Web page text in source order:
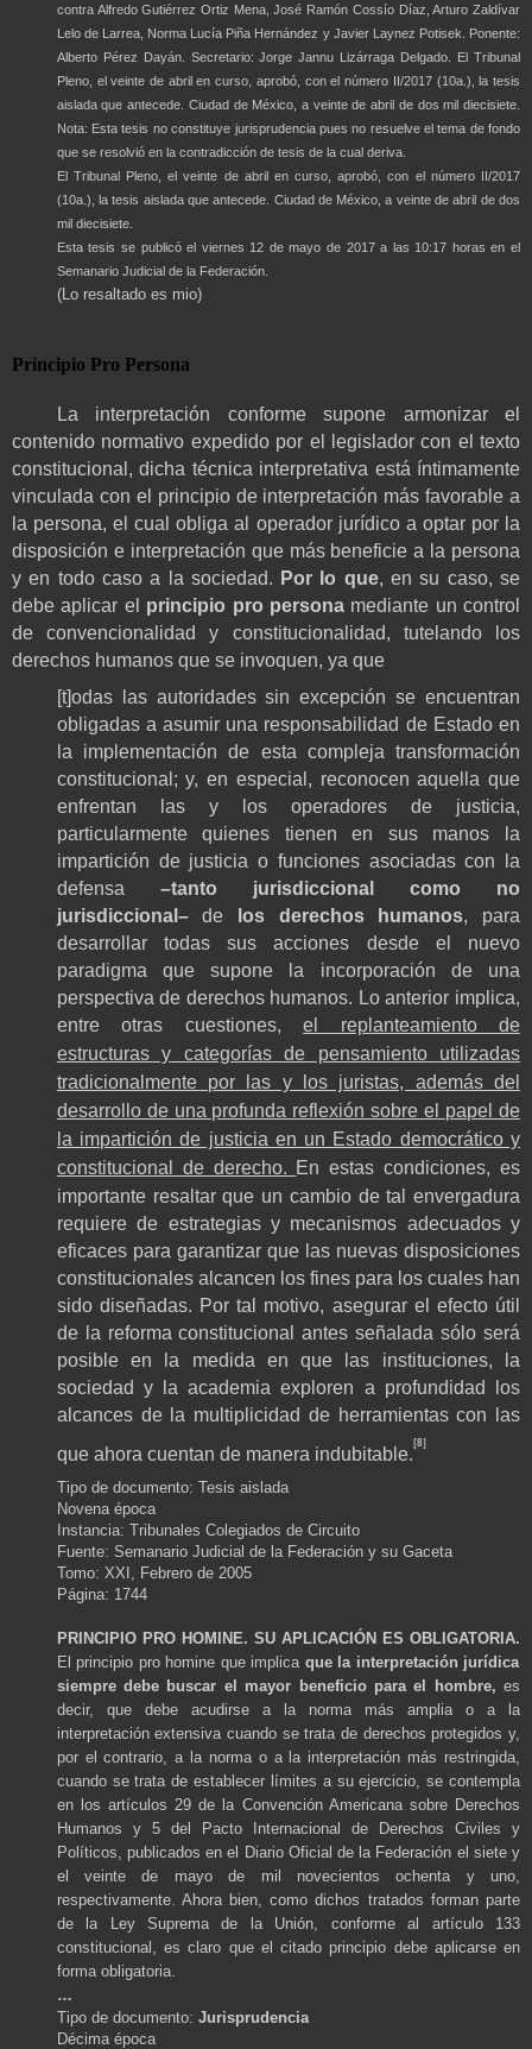
contra Alfredo Gutiérrez Ortiz Mena, José Ramón Cossío Díaz, Arturo Zaldívar
Lelo de Larrea, Norma Lucía Piña Hernández y Javier Laynez Potisek. Ponente:
Alberto Pérez Dayán. Secretario: Jorge Jannu Lizárraga Delgado. El Tribunal
Pleno, el veinte de abril en curso, aprobó, con el número II/2017 (10a.), la tesis
aislada que antecede. Ciudad de México, a veinte de abril de dos mil diecisiete.
Nota: Esta tesis no constituye jurisprudencia pues no resuelve el tema de fondo
que se resolvió en la contradicción de tesis de la cual deriva.
El Tribunal Pleno, el veinte de abril en curso, aprobó, con el número II/2017
(10a.), la tesis aislada que antecede. Ciudad de México, a veinte de abril de dos
mil diecisiete.
Esta tesis se publicó el viernes 12 de mayo de 2017 a las 10:17 horas en el
Semanario Judicial de la Federación.
(Lo resaltado es mio)
Principio Pro Persona
La interpretación conforme supone armonizar el
contenido normativo expedido por el legislador con el texto
constitucional, dicha técnica interpretativa está íntimamente
vinculada con el principio de interpretación más favorable a
la persona, el cual obliga al operador jurídico a optar por la
disposición e interpretación que más beneficie a la persona
y en todo caso a la sociedad. Por lo que, en su caso, se
debe aplicar el principio pro personamediante un control
de convencionalidad y constitucionalidad, tutelando los
derechos humanos que se invoquen, ya que
[t]odas las autoridades sin excepción se encuentran
obligadas a asumir una responsabilidad de Estado en
la implementación de esta compleja transformación
constitucional; y, en especial, reconocen aquella que
enfrentan las y los operadores de justicia,
particularmente quienes tienen en sus manos la
impartición de justicia o funciones asociadas con la
defensa –tanto jurisdiccional como no
jurisdiccional–de los derechos humanos, para
desarrollar todas sus acciones desde el nuevo
paradigma que supone la incorporación de una
perspectiva de derechos humanos. Lo anterior implica,
entre otras cuestiones,el replanteamiento de
estructuras y categorías de pensamiento utilizadas
tradicionalmente por las y los juristas, además del
desarrollo de una profunda reflexión sobre el papel de
la impartición de justicia en un Estado democrático y
constitucional de derecho. En estas condiciones, es
importante resaltar que un cambio de tal envergadura
requiere de estrategias y mecanismos adecuados y
eficaces para garantizar que las nuevas disposiciones
constitucionales alcancen los fines para los cuales han
sido diseñadas. Por tal motivo, asegurar el efecto útil
de la reforma constitucional antes señalada sólo será
posible en la medida en que las instituciones, la
sociedad y la academia exploren a profundidad los
alcances de la multiplicidad de herramientas con las
que ahora cuentan de manera indubitable.
[8]
Tipo de documento: Tesis aislada
Novena época
Instancia: Tribunales Colegiados de Circuito
Fuente: Semanario Judicial de la Federación y su Gaceta
Tomo: XXI, Febrero de 2005
Página: 1744
PRINCIPIO PRO HOMINE. SU APLICACIÓN ES OBLIGATORIA.
El principio pro homine que implica que la interpretación jurídica
siempre debe buscar el mayor beneficio para el hombre, es
decir, que debe acudirse a la norma más amplia o a la
interpretación extensiva cuando se trata de derechos protegidos y,
por el contrario, a la norma o a la interpretación más restringida,
cuando se trata de establecer límites a su ejercicio, se contempla
en los artículos 29 de la Convención Americana sobre Derechos
Humanos y 5 del Pacto Internacional de Derechos Civiles y
Políticos, publicados en el Diario Oficial de la Federación el siete y
el veinte de mayo de mil novecientos ochenta y uno,
respectivamente. Ahora bien, como dichos tratados forman parte
de la Ley Suprema de la Unión, conforme al artículo 133
constitucional, es claro que el citado principio debe aplicarse en
forma obligatoria.
…
Tipo de documento: Jurisprudencia
Décima época